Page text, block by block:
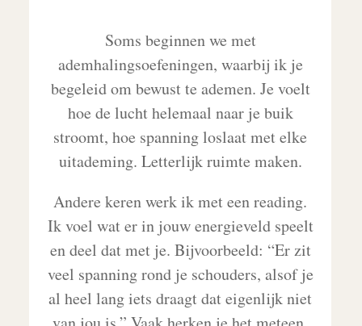
Soms beginnen we met
ademhalingsoefeningen, waarbij ik je
begeleid om bewust te ademen. Je voelt
hoe de lucht helemaal naar je buik
stroomt, hoe spanning loslaat met elke
uitademing. Letterlijk ruimte maken.
Andere keren werk ik met een reading.
Ik voel wat er in jouw energieveld speelt
en deel dat met je. Bijvoorbeeld: “Er zit
veel spanning rond je schouders, alsof je
al heel lang iets draagt dat eigenlijk niet